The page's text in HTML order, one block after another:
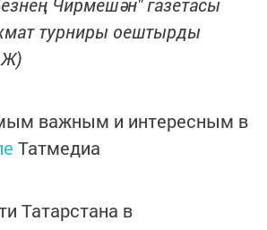
турниры оештырды
важным и интересным в
Татмедиа
Татарстана в